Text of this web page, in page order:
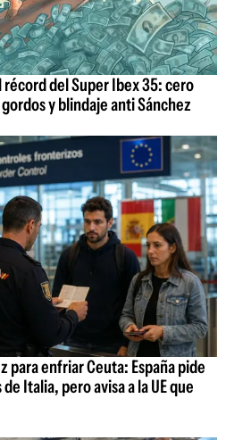
récord del Super Ibex 35: cero
y blindaje anti Sánchez
para enfriar Ceuta: España pide
Italia, pero avisa a la UE que